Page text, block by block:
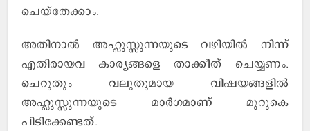
ചെയ്തേക്കാം.
അതിനാല്‍ അഹ്ലുസ്സുന്നയുടെ വഴിയില്‍ നിന്ന്
എതിരായവ കാര്യങ്ങളെ താക്കീത് ചെയ്യണം.
ചെറുതും വലുതുമായ വിഷയങ്ങളില്‍
അഹ്ലുസ്സുന്നയുടെ മാര്‍ഗമാണ് മുറുകെ
പിടിക്കേണ്ടത്.